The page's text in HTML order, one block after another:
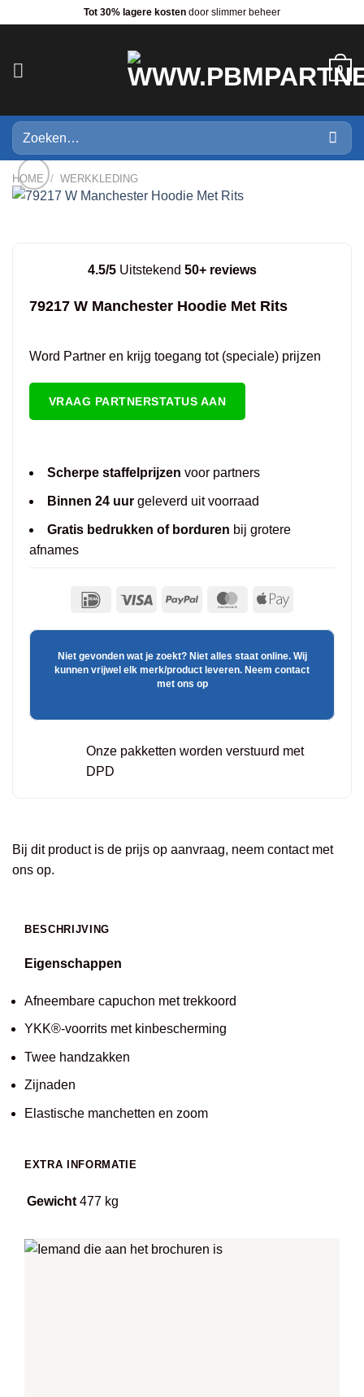
Tot 30% lagere kosten door slimmer beheer
0
Zoeken
naar:
HOME / WERKKLEDING
4.5/5 Uitstekend 50+ reviews
79217 W Manchester Hoodie Met Rits
Word Partner en krijg toegang tot (speciale) prijzen
VRAAG PARTNERSTATUS AAN
Scherpe staffelprijzen voor partners
Binnen 24 uurgeleverd uit voorraad
Gratis bedrukken of borduren bij grotere
afnames
Niet gevonden wat je zoekt? Niet alles staat online. Wij
kunnen vrijwel elk merk/product leveren. Neem contact
met ons op
Onze pakketten worden verstuurd met
DPD
Bij dit product is de prijs op aanvraag, neem contact met
ons op.
BESCHRIJVING
Eigenschappen
Afneembare capuchon met trekkoord
YKK®-voorrits met kinbescherming
Twee handzakken
Zijnaden
Elastische manchetten en zoom
EXTRA INFORMATIE
Gewicht 477 kg